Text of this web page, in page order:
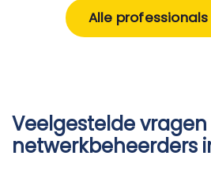
Alle professionals
Veelgestelde
netwerkbeheerders